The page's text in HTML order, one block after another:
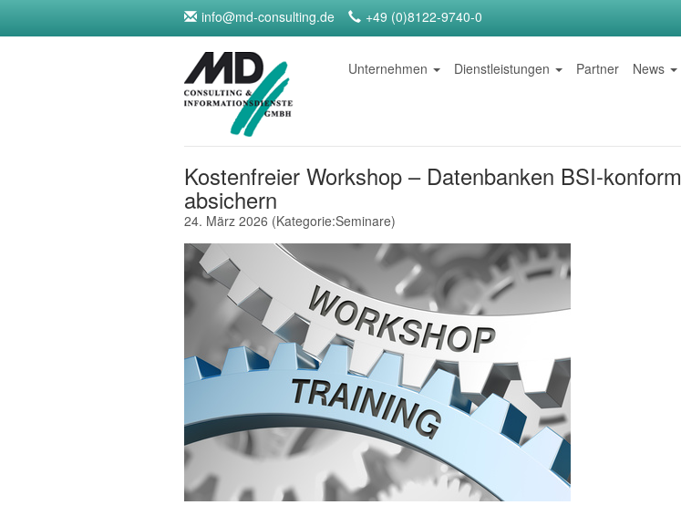
info@md-consulting.de +49 (0)8122-9740-0
Unternehmen Dienstleistungen Partner News
Kostenfreier Workshop – Datenbanken BSI-konform
absichern
24. März 2026 (Kategorie:Seminare)